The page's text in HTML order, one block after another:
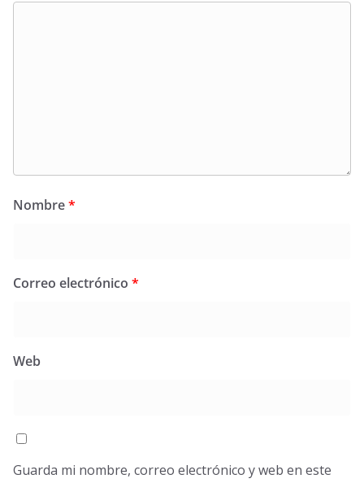
Nombre*
Correo electrónico *
Web
Guarda mi nombre, correo electrónico y web en este